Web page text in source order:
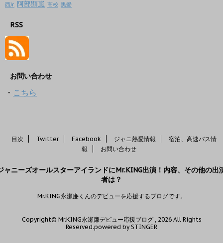
西Jr. 阿部顕嵐 高校 黒髪
RSS
お問い合わせ
・ こちら
目次 Twitter Facebook ジャニ熱愛情報
宿泊、高速バス情
報
お問い合わせ
ャニーズオールスターアイランドにMr.KING出演！内容、その他の出
者は？
Mr.KING永瀬廉くんのデビューを応援するブログです。
Copyright© Mr.KING永瀬廉デビュー応援ブログ , 2026 All Rights
Reserved.powered by STINGER